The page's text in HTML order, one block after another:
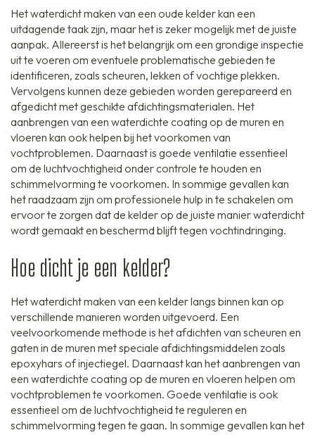
Het waterdicht maken van een oude kelder kan een
uitdagende taak zijn, maar het is zeker mogelijk met de juiste
aanpak. Allereerst is het belangrijk om een grondige inspectie
uit te voeren om eventuele problematische gebieden te
identificeren, zoals scheuren, lekken of vochtige plekken.
Vervolgens kunnen deze gebieden worden gerepareerd en
afgedicht met geschikte afdichtingsmaterialen. Het
aanbrengen van een waterdichte coating op de muren en
vloeren kan ook helpen bij het voorkomen van
vochtproblemen. Daarnaast is goede ventilatie essentieel
om de luchtvochtigheid onder controle te houden en
schimmelvorming te voorkomen. In sommige gevallen kan
het raadzaam zijn om professionele hulp in te schakelen om
ervoor te zorgen dat de kelder op de juiste manier waterdicht
wordt gemaakt en beschermd blijft tegen vochtindringing.
Hoe dicht je een kelder?
Het waterdicht maken van een kelder langs binnen kan op
verschillende manieren worden uitgevoerd. Een
veelvoorkomende methode is het afdichten van scheuren en
gaten in de muren met speciale afdichtingsmiddelen zoals
epoxyhars of injectiegel. Daarnaast kan het aanbrengen van
een waterdichte coating op de muren en vloeren helpen om
vochtproblemen te voorkomen. Goede ventilatie is ook
essentieel om de luchtvochtigheid te reguleren en
schimmelvorming tegen te gaan. In sommige gevallen kan het